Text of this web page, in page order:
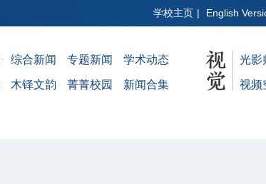
学校主页 | English
综合新闻 专题新闻 学术动态
木铎文韵 菁菁校园 新闻合集
光影
视频